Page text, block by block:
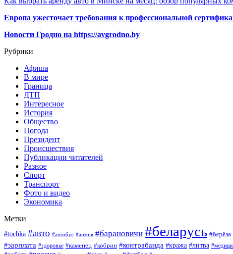
Европа ужесточает требования к профессиональной
Новости Гродно на https://avgrodno.by
Рубрики
Афиша
В мире
Граница
ДТП
Интересное
История
Общество
Погода
Президент
Происшествия
Публикации читателей
Разное
Спорт
Транспорт
Фото и видео
Экономика
Метки
#tochka #авто #автобус #армия #барановичи #беларусь #берёза
#зарплата #здоровье #каменец #кобрин #контрабанда #кража #литва